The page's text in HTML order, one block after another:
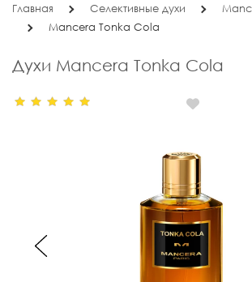
Главная Селективные духи
Mancera Tonka Cola
Духи Mancera Tonka Cola